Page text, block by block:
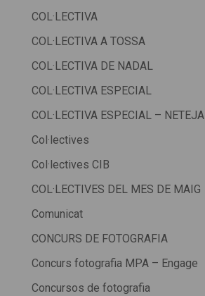
COL·LECTIVA
COL·LECTIVA A TOSSA
COL·LECTIVA DE NADAL
COL·LECTIVA ESPECIAL
COL·LECTIVA ESPECIAL – NETEJA
Col·lectives
Col·lectives CIB
COL·LECTIVES DEL MES DE MAIG
Comunicat
CONCURS DE FOTOGRAFIA
Concurs fotografia MPA – Engage
Concursos de fotografia